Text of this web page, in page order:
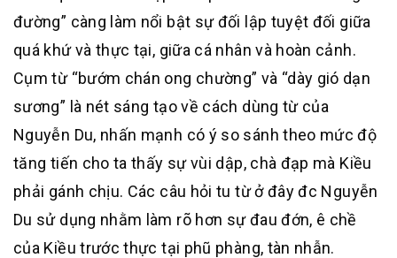
đường” càng làm nổi bật sự đối lập tuyệt đối giữa
quá khứ và thực tại, giữa cá nhân và hoàn cảnh.
Cụm từ “bướm chán ong chường” và “dày gió dạn
sương” là nét sáng tạo về cách dùng từ của
Nguyễn Du, nhấn mạnh có ý so sánh theo mức độ
tăng tiến cho ta thấy sự vùi dập, chà đạp mà Kiều
phải gánh chịu. Các câu hỏi tu từ ở đây đc Nguyễn
Du sử dụng nhằm làm rõ hơn sự đau đớn, ê chề
của Kiều trước thực tại phũ phàng, tàn nhẫn.